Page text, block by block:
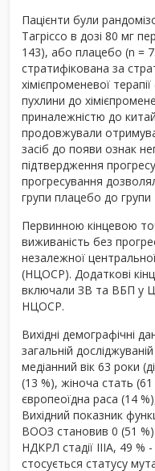
Пацієнти були
Тагріссо в дозі 80 мг
143), або плацебо (n =
стратифікована за
хімієпроменевої
пухлини до
приналежністю до
продовжували
засіб до появи ознак
підтвердження
прогресування
групи плацебо до групи
Первинною кінцевою
виживаність без
незалежної
(НЦОСР). Додаткові
включали ЗВ та ВБП у
НЦОСР.
Вихідні демографічні
загальній
медіанний вік 63 роки
(13 %), жіноча стать
європеоїдна раса (14
Вихідний показник
ВООЗ становив 0 (51 %)
НДКРЛ стадії IIIA, 49 %
стосується статусу